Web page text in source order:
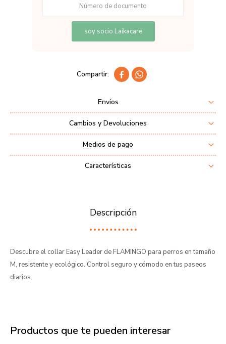
soy socio Laikacare
 
Envíos
Cambios y Devoluciones
Medios de pago
Características
Descripción
Descubre el collar Easy Leader de FLAMINGO para perros en tamaño
M, resistente y ecológico. Control seguro y cómodo en tus paseos
diarios.
Productos que te pueden interesar